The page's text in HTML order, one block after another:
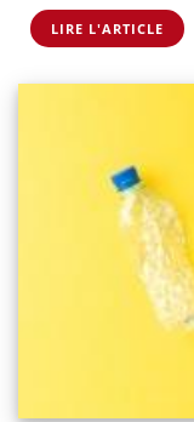
LIRE L'ARTICLE